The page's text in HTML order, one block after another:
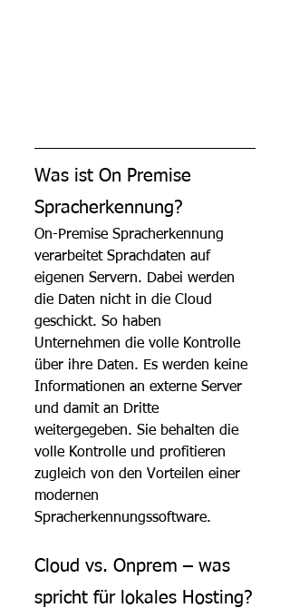
Was ist On Premise
Spracherkennung?
On-Premise Spracherkennung
verarbeitet Sprachdaten auf
eigenen Servern. Dabei werden
die Daten nicht in die Cloud
geschickt. So haben
Unternehmen die volle Kontrolle
über ihre Daten. Es werden keine
Informationen an externe Server
und damit an Dritte
weitergegeben. Sie behalten die
volle Kontrolle und profitieren
zugleich von den Vorteilen einer
modernen
Spracherkennungssoftware.
Cloud vs. Onprem – was
spricht für lokales Hosting?